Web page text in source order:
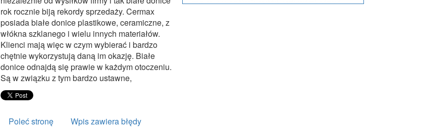
rok rocznie biją rekordy sprzedaży. Cermax
posiada białe donice plastikowe, ceramiczne, z
włókna szklanego i wielu innych materiałów.
Klienci mają więc w czym wybierać i bardzo
chętnie wykorzystują daną im okazję. Białe
donice odnajdą się prawie w każdym otoczeniu.
Są w związku z tym bardzo ustawne,
Poleć stronę Wpis zawiera błędy